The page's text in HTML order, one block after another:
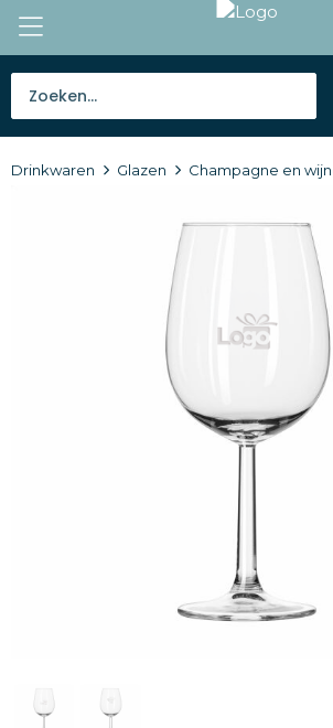
Tassen
Gereedschap en veiligheid
Drinkwaren Glazen Champagne en